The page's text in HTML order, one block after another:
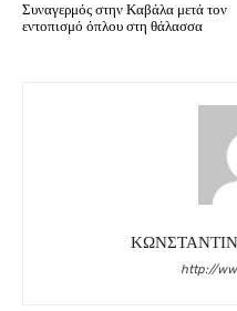
Συναγερμός στην Καβάλα μετά τον
εντοπισμό όπλου στη θάλασσα
http://